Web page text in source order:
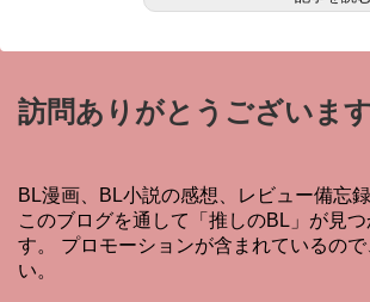
訪問ありがとうございま
BL漫画、BL小説の感想、レビュー備忘
このブログを通して「推しのBL」が見
す。 プロモーションが含まれているの
い。